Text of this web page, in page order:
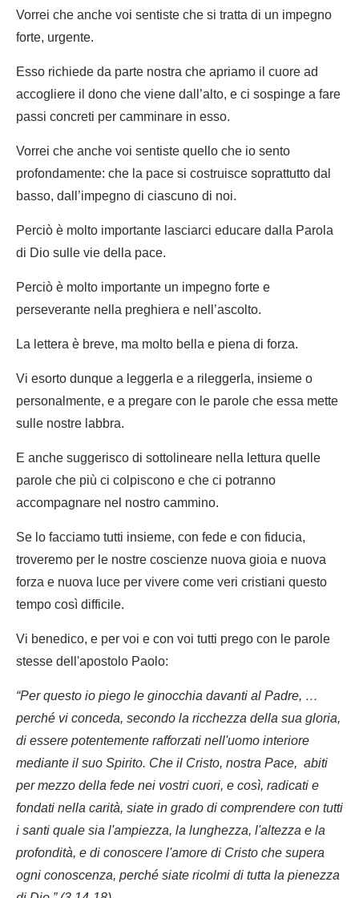
Vorrei che anche voi sentiste che si tratta di un impegno
forte, urgente.
Esso richiede da parte nostra che apriamo il cuore ad
accogliere il dono che viene dall’alto, e ci sospinge a fare
passi concreti per camminare in esso.
Vorrei che anche voi sentiste quello che io sento
profondamente: che la pace si costruisce soprattutto dal
basso, dall’impegno di ciascuno di noi.
Perciò è molto importante lasciarci educare dalla Parola
di Dio sulle vie della pace.
Perciò è molto importante un impegno forte e
perseverante nella preghiera e nell’ascolto.
La lettera è breve, ma molto bella e piena di forza.
Vi esorto dunque a leggerla e a rileggerla, insieme o
personalmente, e a pregare con le parole che essa mette
sulle nostre labbra.
E anche suggerisco di sottolineare nella lettura quelle
parole che più ci colpiscono e che ci potranno
accompagnare nel nostro cammino.
Se lo facciamo tutti insieme, con fede e con fiducia,
troveremo per le nostre coscienze nuova gioia e nuova
forza e nuova luce per vivere come veri cristiani questo
tempo così difficile.
Vi benedico, e per voi e con voi tutti prego con le parole
stesse dell'apostolo Paolo:
“Per questo io piego le ginocchia davanti al Padre, …
perché vi conceda, secondo la ricchezza della sua gloria,
di essere potentemente rafforzati nell'uomo interiore
mediante il suo Spirito. Che il Cristo, nostra Pace, abiti
per mezzo della fede nei vostri cuori, e così, radicati e
fondati nella carità, siate in grado di comprendere con tutti
i santi quale sia l'ampiezza, la lunghezza, l'altezza e la
profondità, e di conoscere l'amore di Cristo che supera
ogni conoscenza, perché siate ricolmi di tutta la pienezza